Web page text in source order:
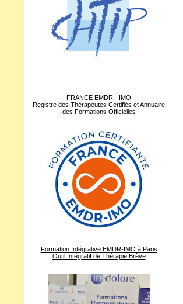
-------------------
FRANCE EMDR - IMO
Registre des Thérapeutes Certifiés et Annuaire
des Formations Officielles
Formation Intégrative EMDR-IMO à Paris
Outil Intégratif de Thérapie Brève